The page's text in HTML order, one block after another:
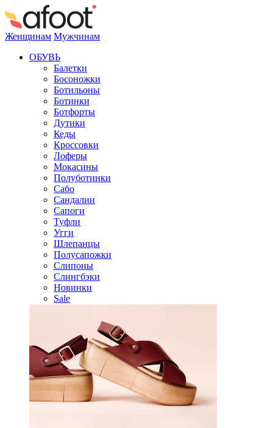
Женщинам Мужчинам
ОБУВЬ
Балетки
Босоножки
Ботильоны
Ботинки
Ботфорты
Дутики
Кеды
Кроссовки
Лоферы
Мокасины
Полуботинки
Сабо
Сандалии
Сапоги
Туфли
Угги
Шлепанцы
Полусапожки
Слипоны
Слингбэки
Новинки
Sale